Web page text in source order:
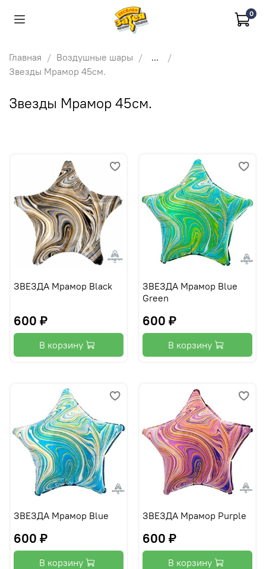
0
Главная Воздушные шары
...
Звезды Мрамор 45см.
Звезды Мрамор 45см.
ЗВЕЗДА Мрамор Black
600 ₽
В корзину
ЗВЕЗДА Мрамор Blue
Green
600 ₽
В корзину
ЗВЕЗДА Мрамор Blue
600 ₽
В корзину
ЗВЕЗДА Мрамор Purple
600 ₽
В корзину